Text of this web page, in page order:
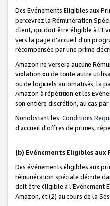
Des Evénements Eligibles aux
percevrez la Rémunération
client, qui doit être éligible à
vers la page d'accueil d'un
récompensée par une prime
Amazon ne versera aucune
violation ou de toute autre
ou de logiciels automatisés, la
Amazon à répétition et les
son entière discrétion, au cas
Nonobstant les Conditions
d'accueil d'offres de primes,
(b) Evénements Eligibles aux
Des événements éligibles aux
rémunération spéciale décrite
doit être éligible à l’Evénement
Amazon, et (2) au cours de la